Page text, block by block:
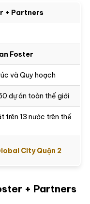
+ Partners
Foster
và Quy hoạch
dự án toàn thế giới
trên 13 nước trên thế
City Quận 2
+ Partners